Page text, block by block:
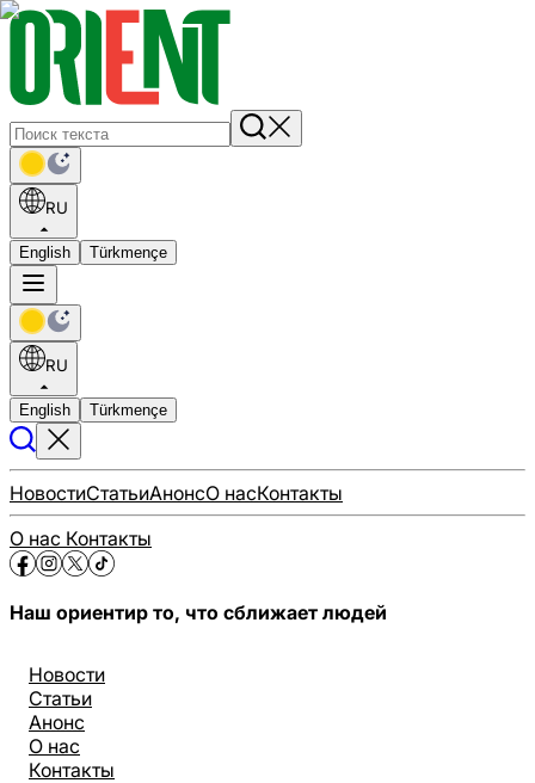
RU
English Türkmençe
RU
English Türkmençe
НовостиСтатьиАнонсО насКонтакты
О нас Контакты
Наш ориентир то, что сближает людей
Новости
Статьи
Анонс
О нас
Контакты